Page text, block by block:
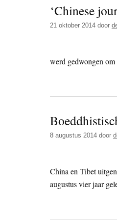
‘Chinese
21 oktober 2014 door
werd gedwongen om
8 augustus 2014 door
China en Tibet
augustus vier jaar